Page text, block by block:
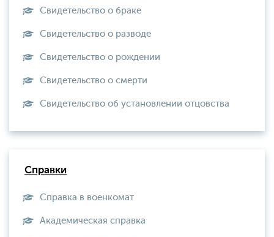
Свидетельство о браке
Свидетельство о разводе
Свидетельство о рождении
Свидетельство о смерти
Свидетельство об установлении отцовства
Справки
Справка в военкомат
Академическая справка